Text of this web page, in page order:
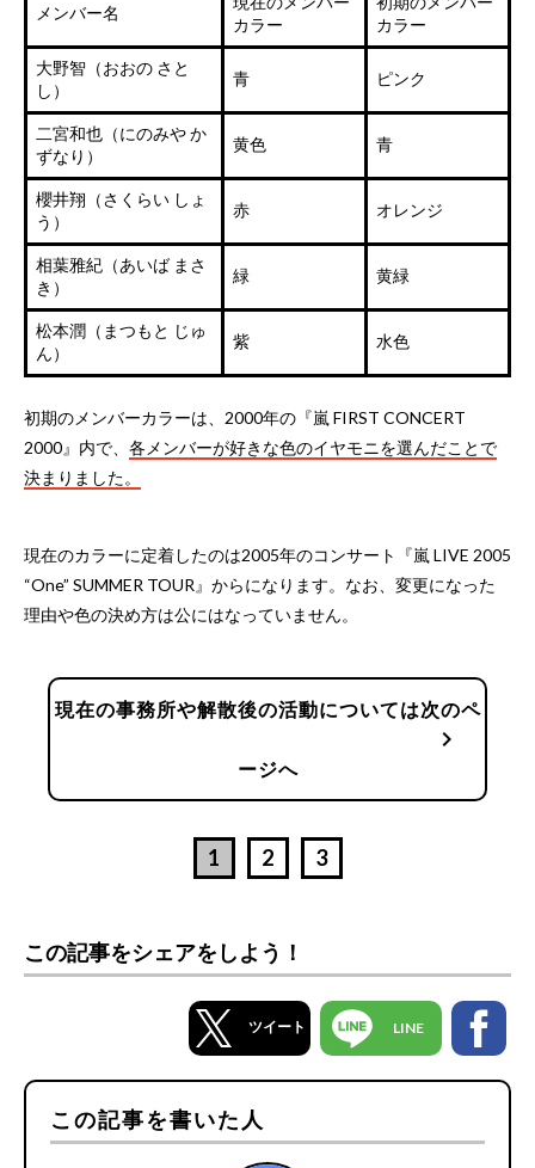
メンバー名
カラー
カラー
大野智（おおの さと
し）
青 ピンク
二宮和也（にのみや か
ずなり）
黄色 青
櫻井翔（さくらい しょ
う）
赤 オレンジ
相葉雅紀（あいば まさ
き）
緑 黄緑
松本潤（まつもと じゅ
ん）
紫 水色
初期のメンバーカラーは、2000年の『嵐 FIRST CONCERT
2000』内で、 各メンバーが好きな色のイヤモニを選んだことで
決まりました。
現在のカラーに定着したのは2005年のコンサート『嵐 LIVE 2005
“One” SUMMER TOUR』からになります。なお、変更になった
理由や色の決め方は公にはなっていません。
現在の事務所や解散後の活動については次のペ
ージへ
chevron_right
1 2 3
この記事をシェアをしよう！
ツイート LINE
この記事を書いた人